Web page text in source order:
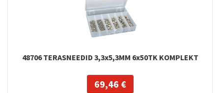
48706 TERASNEEDID 3,3x5,3MM 6x50TK KOMPLEKT
69,46 €